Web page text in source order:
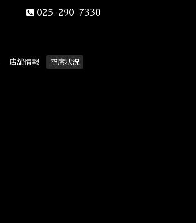
025-290-7330
店舗情報
空席状況